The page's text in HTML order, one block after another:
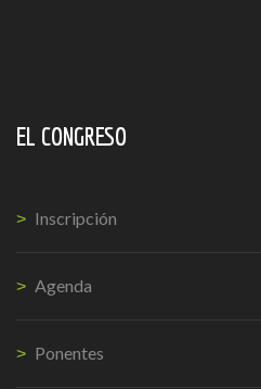
EL CONGRESO
Inscripción
Agenda
Ponentes